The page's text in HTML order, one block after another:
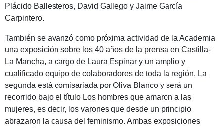
Plácido Ballesteros, David Gallego y Jaime García
Carpintero.
También se avanzó como próxima actividad de la Academia
una exposición sobre los 40 años de la prensa en Castilla-
La Mancha, a cargo de Laura Espinar y un amplio y
cualificado equipo de colaboradores de toda la región. La
segunda está comisariada por Oliva Blanco y será un
recorrido bajo el título Los hombres que amaron a las
mujeres, es decir, los varones que desde un principio
abrazaron la causa del feminismo. Ambas exposiciones